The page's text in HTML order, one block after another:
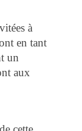
à
en tant
un
aux